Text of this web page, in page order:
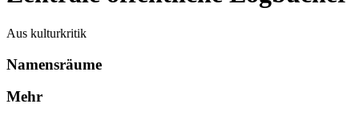
Aus kulturkritik
Namensräume
Mehr